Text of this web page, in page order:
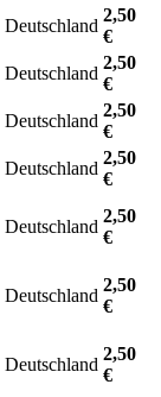
Deutschland
2,50
€
Deutschland
2,50
€
Deutschland
2,50
€
Deutschland
2,50
€
Deutschland
2,50
€
Deutschland
2,50
€
Deutschland
2,50
€